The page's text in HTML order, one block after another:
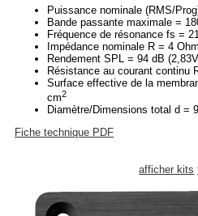
Puissance nominale (RMS/
Bande passante maximale =
Fréquence de résonance fs =
Impédance nominale R = 4 Ohm
Rendement SPL = 94 dB
Résistance au courant continu
Surface effective de la
cm2
Diamètre/Dimensions total d =
Fiche technique PDF
afficher kits